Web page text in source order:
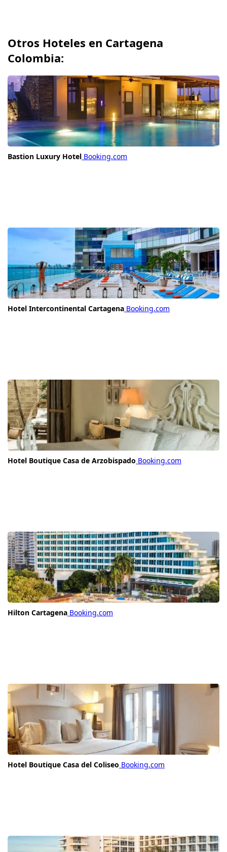
Otros Hoteles en Cartagena
Colombia:
Bastion Luxury Hotel Booking.com
Hotel Intercontinental Cartagena Booking.com
Hotel Boutique Casa de Arzobispado Booking.com
Hilton Cartagena Booking.com
Hotel Boutique Casa del Coliseo Booking.com